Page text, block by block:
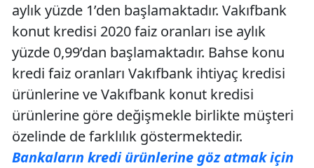
aylık yüzde 1’den başlamaktadır. Vakıfbank
konut kredisi 2020 faiz oranları ise aylık
yüzde 0,99’dan başlamaktadır. Bahse konu
kredi faiz oranları Vakıfbank ihtiyaç kredisi
ürünlerine ve Vakıfbank konut kredisi
ürünlerine göre değişmekle birlikte müşteri
özelinde de farklılık göstermektedir.
Bankaların kredi ürünlerine göz atmak için